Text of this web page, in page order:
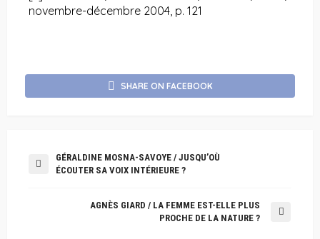
novembre-décembre 2004, p. 121
SHARE ON FACEBOOK
GÉRALDINE MOSNA-SAVOYE / JUSQU’OÙ
ÉCOUTER SA VOIX INTÉRIEURE ?
AGNÈS GIARD / LA FEMME EST-ELLE PLUS
PROCHE DE LA NATURE ?